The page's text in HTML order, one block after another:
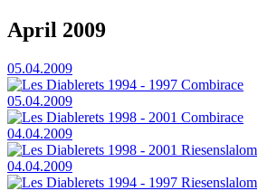
April 2009
05.04.2009
Les Diablerets 1994 - 1997 Combirace
05.04.2009
Les Diablerets 1998 - 2001 Combirace
04.04.2009
Les Diablerets 1998 - 2001 Riesenslalom
04.04.2009
Les Diablerets 1994 - 1997 Riesenslalom